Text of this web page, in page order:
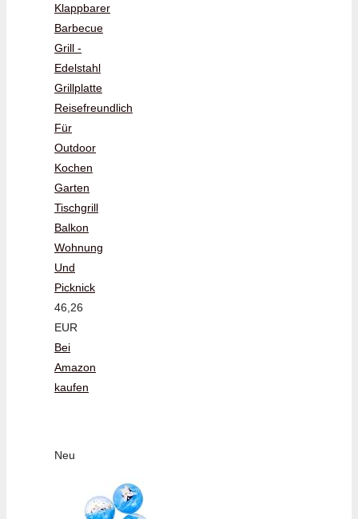
Klappbarer
Barbecue
Grill -
Edelstahl
Grillplatte
Reisefreundlich
Für
Outdoor
Kochen
Garten
Tischgrill
Balkon
Wohnung
Und
Picknick
46,26
EUR
Bei
Amazon
kaufen
Neu